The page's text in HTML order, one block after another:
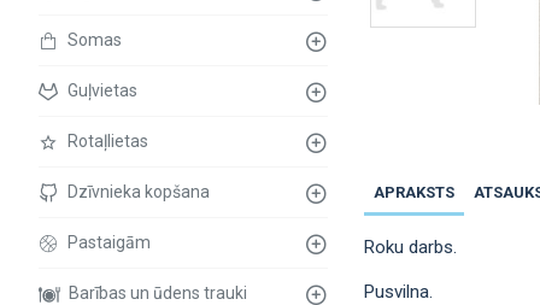
Somas
Guļvietas
Rotaļlietas
Dzīvnieka kopšana
Pastaigām
Barības un ūdens trauki
APRAKSTS
Roku darbs.
Pusvilna.